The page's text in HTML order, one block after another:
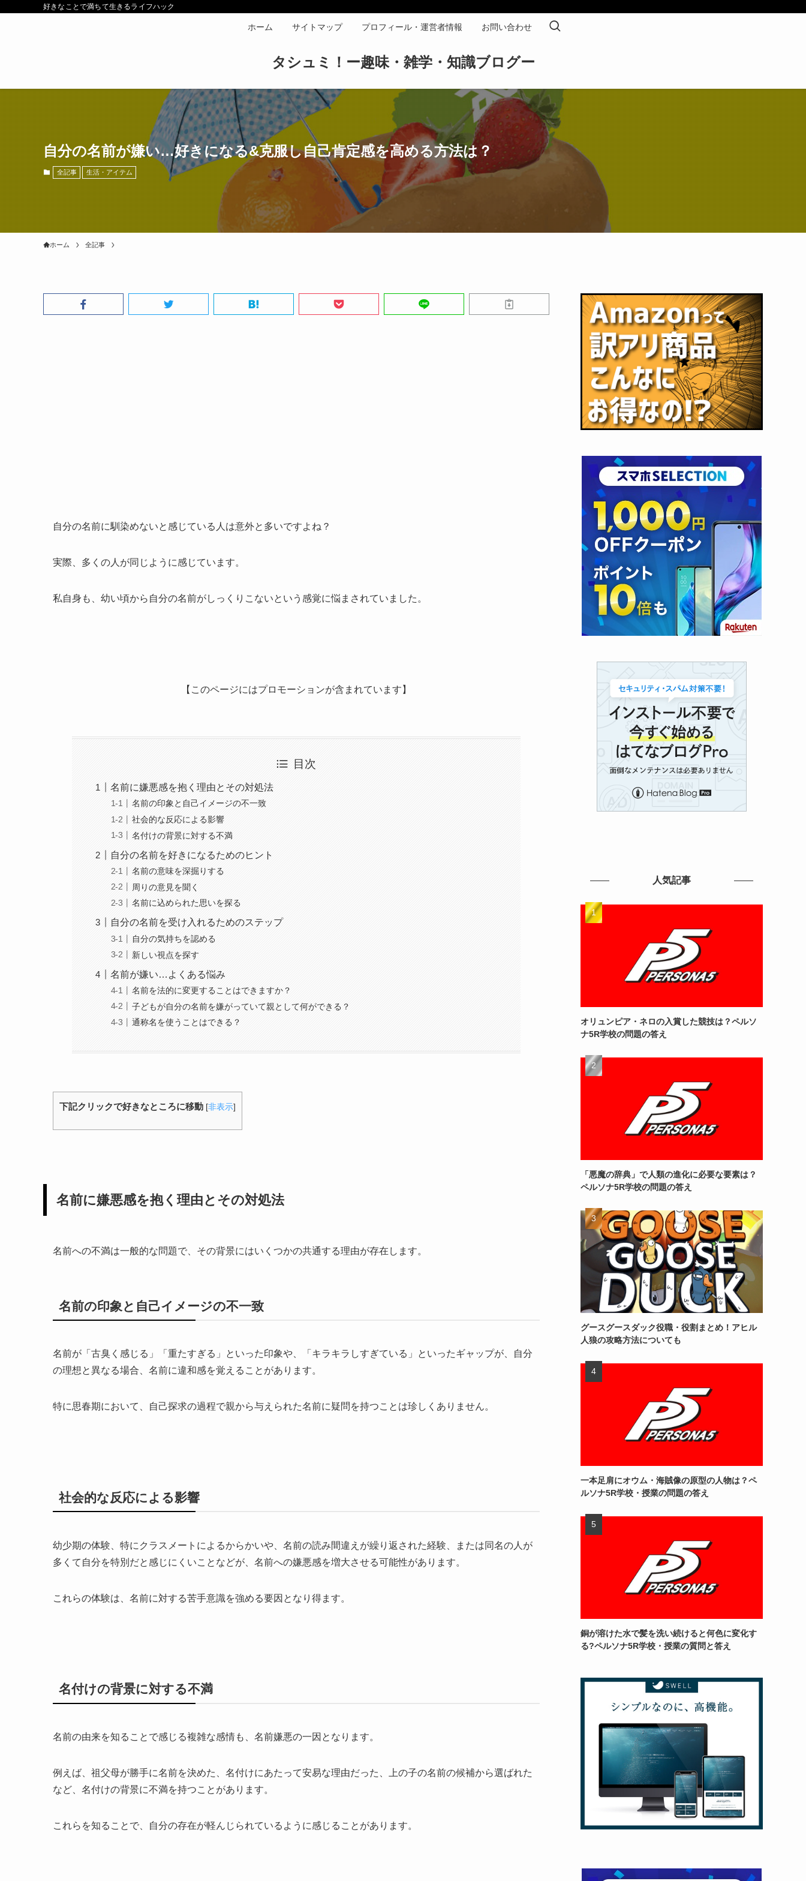
好きなことで満ちて生きるライフハック
タシュミ！ー趣味・雑学・知識ブログー
ホーム サイトマップ プロフィール・運営者情報 お問い合わせ
自分の名前が嫌い…好きになる&克服し自己肯定感を高める方法は？
全記事 生活・アイテム
ホーム 全記事
自分の名前に馴染めないと感じている人は意外と多いですよね？
実際、多くの人が同じように感じています。
私自身も、幼い頃から自分の名前がしっくりこないという感覚に悩まされていました。
【このページにはプロモーションが含まれています】
目次
名前に嫌悪感を抱く理由とその対処法
名前の印象と自己イメージの不一致
社会的な反応による影響
名付けの背景に対する不満
自分の名前を好きになるためのヒント
名前の意味を深掘りする
周りの意見を聞く
名前に込められた思いを探る
自分の名前を受け入れるためのステップ
自分の気持ちを認める
新しい視点を探す
名前が嫌い…よくある悩み
名前を法的に変更することはできますか？
子どもが自分の名前を嫌がっていて親として何ができる？
通称名を使うことはできる？
下記クリックで好きなところに移動 [非表示]
名前に嫌悪感を抱く理由とその対処法
名前への不満は一般的な問題で、その背景にはいくつかの共通する理由が存在します。
名前の印象と自己イメージの不一致
名前が「古臭く感じる」「重たすぎる」といった印象や、「キラキラしすぎている」といったギャップが、自分
の理想と異なる場合、名前に違和感を覚えることがあります。
特に思春期において、自己探求の過程で親から与えられた名前に疑問を持つことは珍しくありません。
社会的な反応による影響
幼少期の体験、特にクラスメートによるからかいや、名前の読み間違えが繰り返された経験、または同名の人が
多くて自分を特別だと感じにくいことなどが、名前への嫌悪感を増大させる可能性があります。
これらの体験は、名前に対する苦手意識を強める要因となり得ます。
名付けの背景に対する不満
名前の由来を知ることで感じる複雑な感情も、名前嫌悪の一因となります。
例えば、祖父母が勝手に名前を決めた、名付けにあたって安易な理由だった、上の子の名前の候補から選ばれた
など、名付けの背景に不満を持つことがあります。
これらを知ることで、自分の存在が軽んじられているように感じることがあります。
人気記事
オリュンピア・ネロの入賞した競技は？ペルソ
ナ5R学校の問題の答え
「悪魔の辞典」で人類の進化に必要な要素は？
ペルソナ5R学校の問題の答え
グースグースダック役職・役割まとめ！アヒル
人狼の攻略方法についても
一本足肩にオウム・海賊像の原型の人物は？ペ
ルソナ5R学校・授業の問題の答え
銅が溶けた水で髪を洗い続けると何色に変化す
る?ペルソナ5R学校・授業の質問と答え